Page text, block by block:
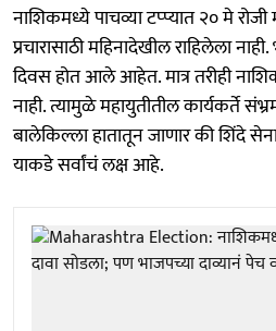
नाशिकमध्ये पाचव्या टप्प्यात २० मे
प्रचारासाठी महिनादेखील राहिलेला
दिवस होत आले आहेत. मात्र तरीही
नाही. त्यामुळे महायुतीतील कार्यकर्ते
बालेकिल्ला हातातून जाणार की शिंदे
याकडे सर्वांचं लक्ष आहे.